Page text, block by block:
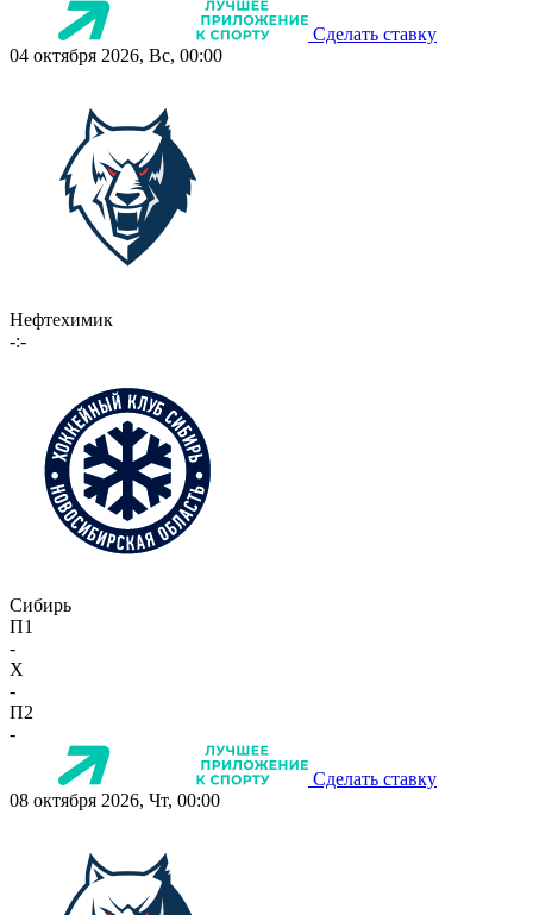
Сделать ставку
04 октября 2026, Вс, 00:00
Нефтехимик
-:-
Сибирь
П1
-
X
-
П2
-
Сделать ставку
08 октября 2026, Чт, 00:00